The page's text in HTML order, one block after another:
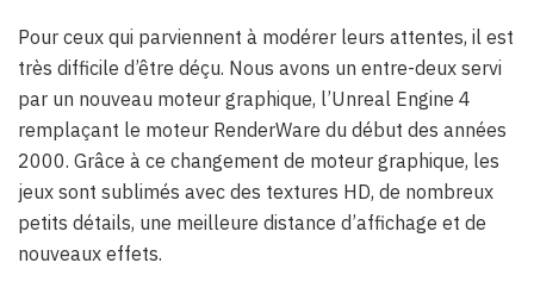
Pour ceux qui parviennent à modérer leurs attentes, il est
très difficile d’être déçu. Nous avons un entre-deux servi
par un nouveau moteur graphique, l’Unreal Engine 4
remplaçant le moteur RenderWare du début des années
2000. Grâce à ce changement de moteur graphique, les
jeux sont sublimés avec des textures HD, de nombreux
petits détails, une meilleure distance d’affichage et de
nouveaux effets.